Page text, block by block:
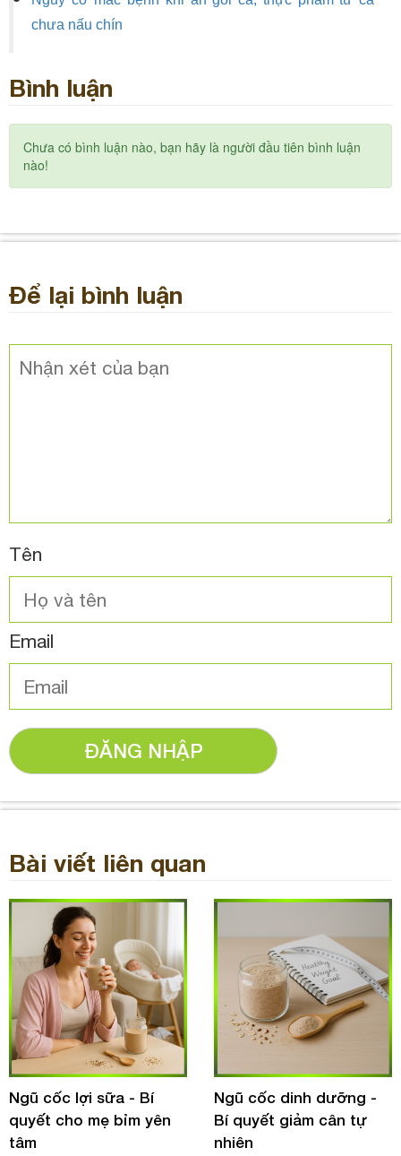
chưa nấu chín
Bình luận
Chưa có bình luận nào, bạn hãy là người đầu tiên bình luận
nào!
Để lại bình luận
Tên
Email
ĐĂNG NHẬP
Bài viết liên quan
Ngũ cốc lợi sữa - Bí
quyết cho mẹ bỉm yên
tâm
Ngũ cốc dinh dưỡng -
Bí quyết giảm cân tự
nhiên